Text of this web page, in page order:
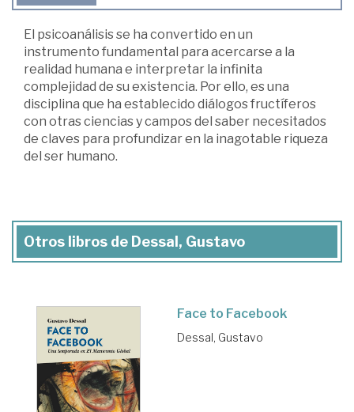
El psicoanálisis se ha convertido en un
instrumento fundamental para acercarse a la
realidad humana e interpretar la infinita
complejidad de su existencia. Por ello, es una
disciplina que ha establecido diálogos fructíferos
con otras ciencias y campos del saber necesitados
de claves para profundizar en la inagotable riqueza
del ser humano.
Otros libros de Dessal, Gustavo
Face to Facebook
Dessal, Gustavo